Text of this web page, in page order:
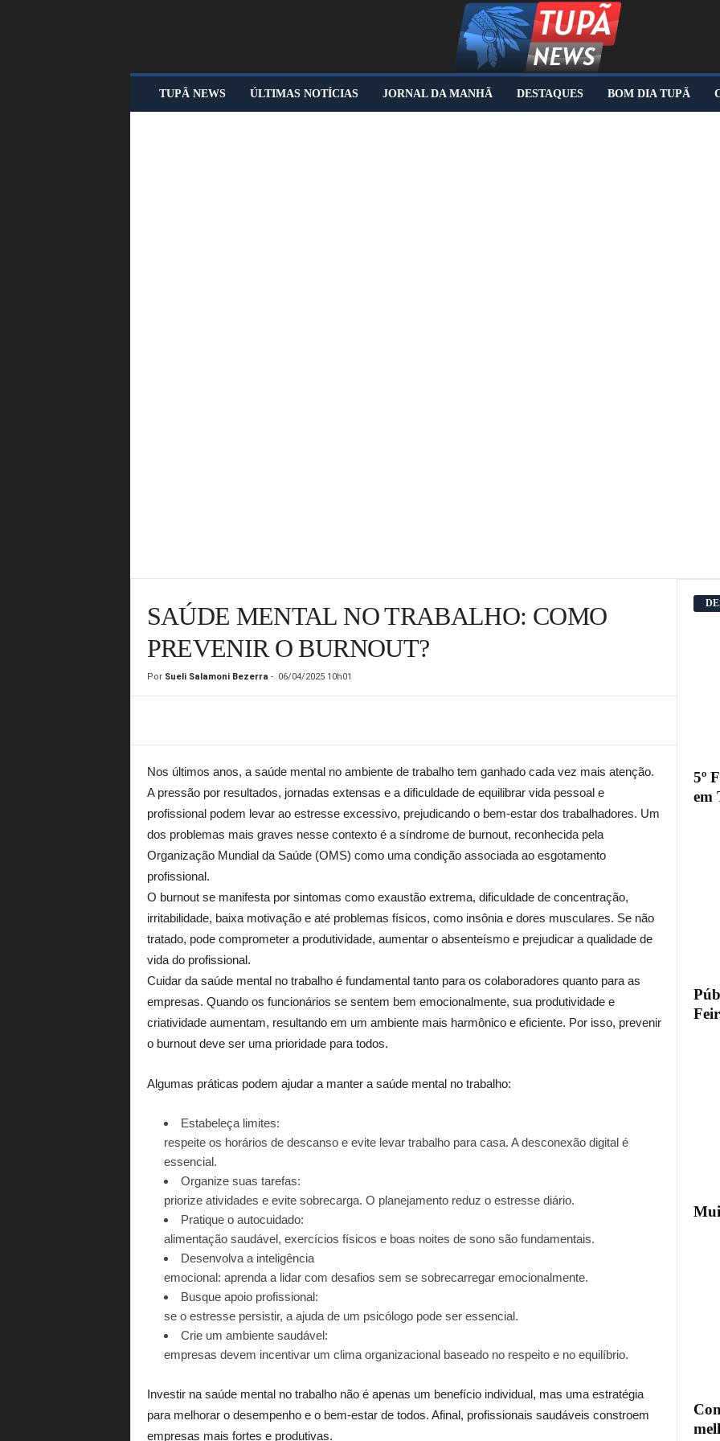
P
TUPÃ NEWS ÚLTIMAS NOTÍCIAS JORNAL DA MANHÃ DESTAQUES BOM DIA TUPÃ
SAÚDE MENTAL NO TRABALHO: COMO
PREVENIR O BURNOUT?
Por Sueli Salamoni Bezerra - 06/04/2025 10h01
Nos últimos anos, a saúde mental no ambiente de trabalho tem ganhado cada vez mais atenção.
A pressão por resultados, jornadas extensas e a dificuldade de equilibrar vida pessoal e
profissional podem levar ao estresse excessivo, prejudicando o bem-estar dos trabalhadores. Um
dos problemas mais graves nesse contexto é a síndrome de burnout, reconhecida pela
Organização Mundial da Saúde (OMS) como uma condição associada ao esgotamento
profissional.
O burnout se manifesta por sintomas como exaustão extrema, dificuldade de concentração,
irritabilidade, baixa motivação e até problemas físicos, como insônia e dores musculares. Se não
tratado, pode comprometer a produtividade, aumentar o absenteísmo e prejudicar a qualidade de
vida do profissional.
Cuidar da saúde mental no trabalho é fundamental tanto para os colaboradores quanto para as
empresas. Quando os funcionários se sentem bem emocionalmente, sua produtividade e
criatividade aumentam, resultando em um ambiente mais harmônico e eficiente. Por isso, prevenir
o burnout deve ser uma prioridade para todos.
Algumas práticas podem ajudar a manter a saúde mental no trabalho:
Estabeleça limites:
respeite os horários de descanso e evite levar trabalho para casa. A desconexão digital é
essencial.
Organize suas tarefas:
priorize atividades e evite sobrecarga. O planejamento reduz o estresse diário.
Pratique o autocuidado:
alimentação saudável, exercícios físicos e boas noites de sono são fundamentais.
Desenvolva a inteligência
emocional: aprenda a lidar com desafios sem se sobrecarregar emocionalmente.
Busque apoio profissional:
se o estresse persistir, a ajuda de um psicólogo pode ser essencial.
Crie um ambiente saudável:
empresas devem incentivar um clima organizacional baseado no respeito e no equilíbrio.
Investir na saúde mental no trabalho não é apenas um benefício individual, mas uma estratégia
para melhorar o desempenho e o bem-estar de todos. Afinal, profissionais saudáveis constroem
empresas mais fortes e produtivas.
5º
em